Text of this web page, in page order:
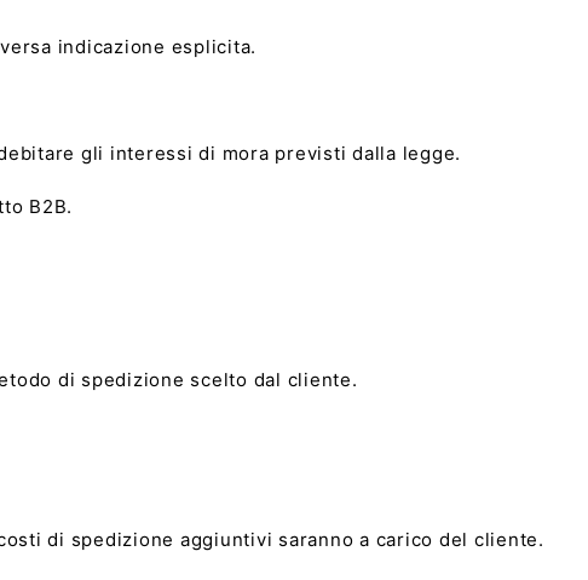
indicazione esplicita.
gli interessi di mora previsti dalla legge.
B2B.
di spedizione scelto dal cliente.
di spedizione aggiuntivi saranno a carico del cliente.